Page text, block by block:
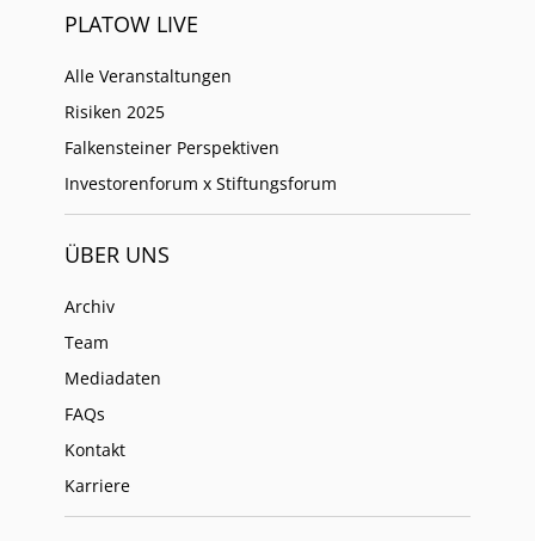
PLATOW LIVE
Alle Veranstaltungen
Risiken 2025
Falkensteiner Perspektiven
Investorenforum x Stiftungsforum
ÜBER UNS
Archiv
Team
Mediadaten
FAQs
Kontakt
Karriere